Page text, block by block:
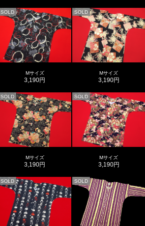
SOLD
Mサイズ
3,190円
SOLD
Mサイズ
3,190円
SOLD
Mサイズ
3,190円
SOLD
Mサイズ
3,190円
SOLD SOLD